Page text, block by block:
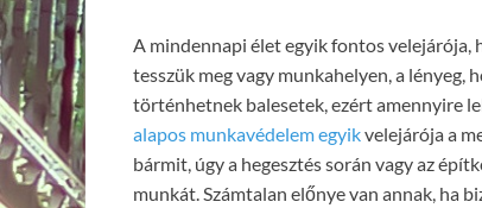
A mindennapi élet egyik fontos
tesszük meg vagy munkahelyen, a lényeg,
történhetnek balesetek, ezért amennyire
alapos munkavédelem egyikvelejárója a
bármit, úgy a hegesztés során vagy az
munkát. Számtalan előnye van annak, ha